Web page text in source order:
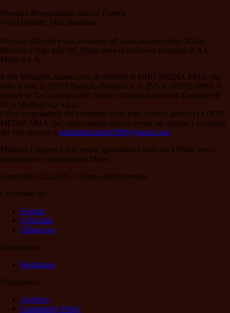
Direttore Responsabile: Marco Torretta
Vice Direttore: Max Bambara.
Sito non ufficiale e non connesso all' associazione calcio Milan.
Marchio e logo dell' AC Milan sono di esclusiva proprietà di A.C.
Milan S.p.A.
Il sito MilanistiChannel.com di titolarità di DDD MEDIA SRLS via
delle Risaie 3, 20079 Basiglio (Milano), C.F./P.IVA 10837110963, è
partner de La Gazzetta dello Sport e affiliato al network Gazzanet di
RCS Mediagroup S.p.a..
Unico responsabile dei contenuti (testi, foto, video e grafiche) è DDD
MEDIA SRLS; per ogni comunicazione avente ad oggetto i contenuti
del Sito scrivere a milanistichannel1899@gmail.com
Milanisti Channel è una testata giornalistica dedicata a Milan news,
formazioni e calciomercato Milan
Copyright 2021-2026 © Tutti i diritti riservati.
Calciomercato
Scenari
Ufficialità
Ultima ora
Informazioni
Redazione
Trasparenza
Archivio
Community Policy